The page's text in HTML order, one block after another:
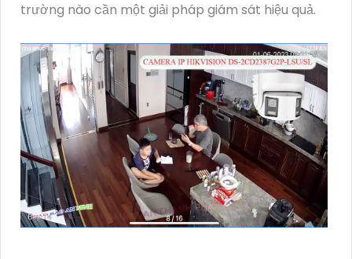
trường nào cần một giải pháp giám sát hiệu quả.